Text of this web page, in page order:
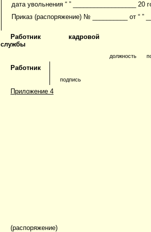
дата увольнения “ ” __________________ 20
Приказ (распоряжение) № __________ от “ ”
Работник кадровой
службы
должность
Работник
подпись
Приложение 4
(распоряжение)